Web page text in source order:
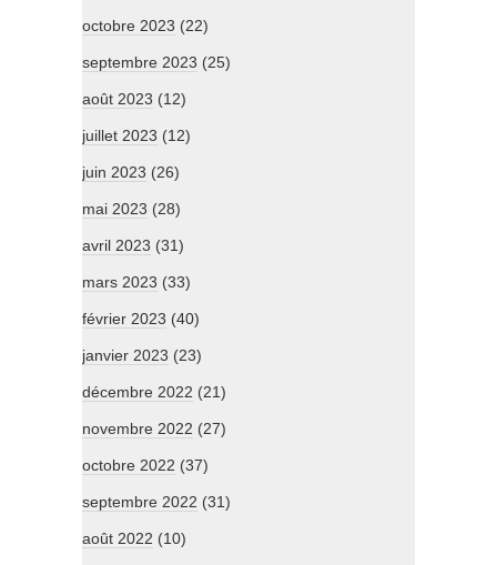
octobre 2023 (22)
septembre 2023 (25)
août 2023 (12)
juillet 2023 (12)
juin 2023 (26)
mai 2023 (28)
avril 2023 (31)
mars 2023 (33)
février 2023 (40)
janvier 2023 (23)
décembre 2022 (21)
novembre 2022 (27)
octobre 2022 (37)
septembre 2022 (31)
août 2022 (10)